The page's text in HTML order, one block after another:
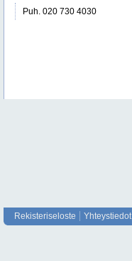
Puh. 020 730 4030
Rekisteriseloste Yhteystiedot